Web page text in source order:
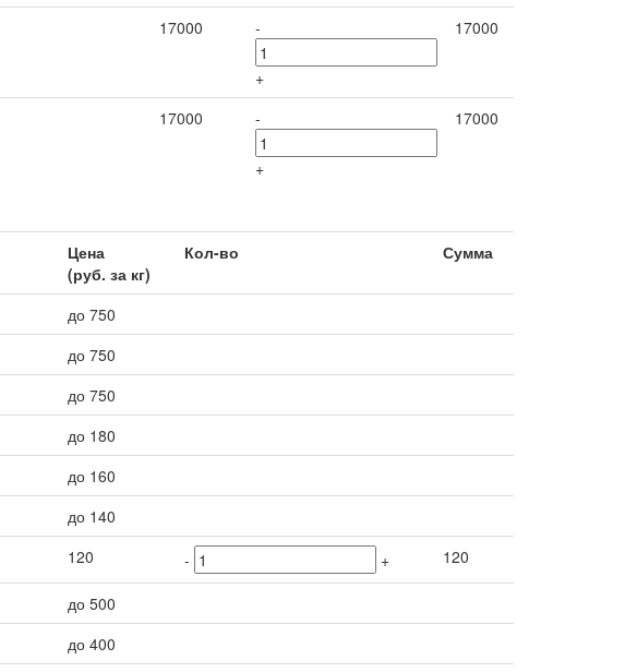
17000 -
+
17000
17000 -
+
17000
Цена
(руб. за кг)
Кол-во Сумма
до 750
до 750
до 750
до 180
до 160
до 140
120 - + 120
до 500
до 400